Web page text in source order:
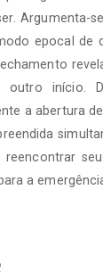
Argumenta-
epocal de
outro início.
a abertura
a